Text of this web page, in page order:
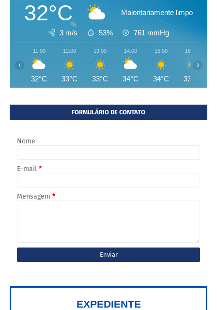
32°C Maioritariamente limpo
3 m/s 53% 761 mmHg
11:00
32°C
12:00
33°C
13:00
33°C
14:00
34°C
15:00
34°C
16:00
33°C
‹ ›
FORMULÁRIO DE CONTATO
Nome
E-mail *
Mensagem *
EXPEDIENTE